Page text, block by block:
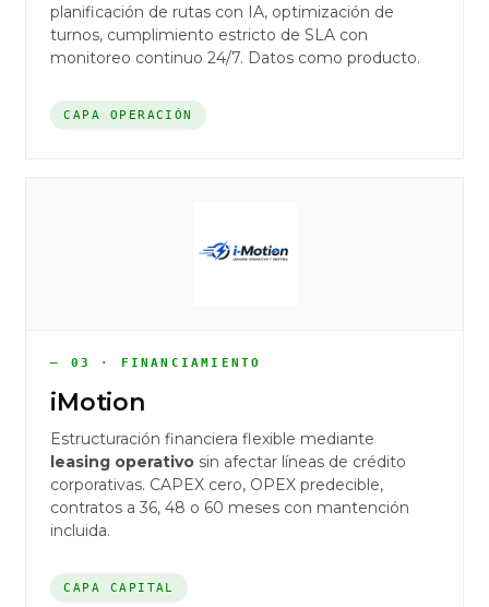
planificación de rutas con IA, optimización de
turnos, cumplimiento estricto de SLA con
monitoreo continuo 24/7. Datos como producto.
CAPA OPERACIÓN
— 03 · FINANCIAMIENTO
iMotion
Estructuración financiera flexible mediante
leasing operativo sin afectar líneas de crédito
corporativas. CAPEX cero, OPEX predecible,
contratos a 36, 48 o 60 meses con mantención
incluida.
CAPA CAPITAL